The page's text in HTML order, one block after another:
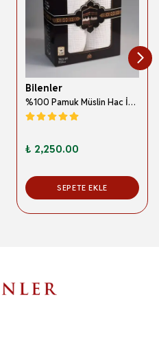
Bilenler
%100 Pamuk Müslin Hac İhramı – Hafif; Dikişsiz ve Antibakteriyel
₺ 2,250.00
SEPETE EKLE